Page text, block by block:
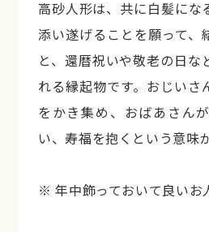
高砂人形は、共に白髪にな
添い遂げることを願って、
と、還暦祝いや敬老の日な
れる縁起物です。おじいさ
をかき集め、おばあさん
い、寿福を抱くという意味
※ 年中飾っておいて良いお